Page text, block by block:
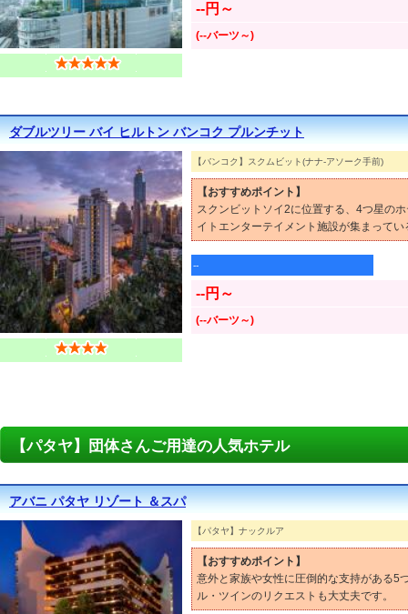
--円～
(--バーツ～)
ダブルツリー バイ ヒルトン バンコク プルンチット
【バンコク】スクムビット(ナナ-アソーク手前)
【おすすめポイント】
スクンビットソイ2に位置する、4つ星の
イトエンターテイメント施設が集まって
--
--円～
(--バーツ～)
【パタヤ】団体さんご用達の人気ホテル
アバニ パタヤ リゾート ＆スパ
【パタヤ】ナックルア
【おすすめポイント】
意外と家族や女性に圧倒的な支持がある5
ル・ツインのリクエストも大丈夫です。